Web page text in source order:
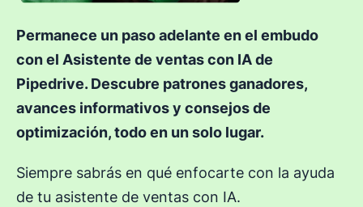
Permanece un paso adelante en el embudo
con el Asistente de ventas con IA de
Pipedrive. Descubre patrones ganadores,
avances informativos y consejos de
optimización, todo en un solo lugar.
Siempre sabrás en qué enfocarte con la ayuda
de tu asistente de ventas con IA.